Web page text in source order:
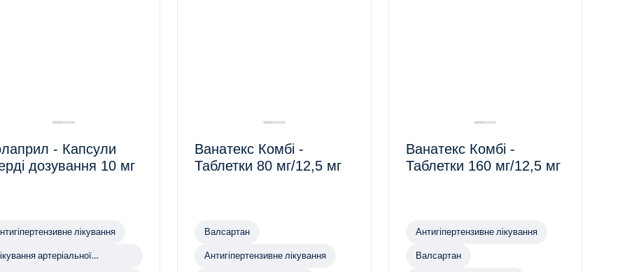
- Капсули
дозування 10 мг
лікування
артеріальної
Ванатекс Комбі -
Таблетки 80 мг/12,5 мг
Валсартан
Антигіпертензивне лікування
Ванатекс Комбі -
Таблетки 160 мг/12,5 мг
Антигіпертензивне лікування
Валсартан